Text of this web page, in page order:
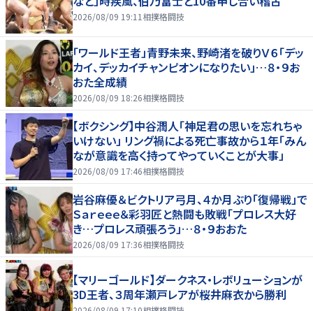
2026/08/09 19:11相撲格闘技
「ワールド王者」青野未来、野崎渚を破りＶ６「デッ
カイ、デッカイチャンピオンになりたい」…８・９お
おた全成績
2026/08/09 18:26相撲格闘技
【ボクシング】中谷潤人「神足君の思いを忘れちゃ
いけない」 リング禍による死亡事故から１年「みん
なが意識を高く持ってやっていくことが大事」
2026/08/09 17:46相撲格闘技
岩谷麻優＆ビクトリア弓月、４か月ぶり「復帰戦」で
Ｓａｒｅｅｅ＆彩羽匠と熱闘も敗戦「プロレス大好
き…プロレス頑張ろう」…８・９おおた
2026/08/09 17:36相撲格闘技
【マリーゴールド】ダークネス・レボリューションが
3D王者、３周年瀬戸レアが桜井麻衣から勝利